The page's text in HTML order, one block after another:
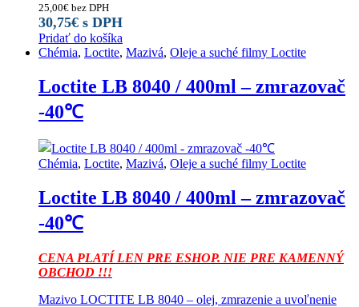
25,00€ bez DPH
30,75€ s DPH
Pridať do košíka
Chémia, Loctite, Mazivá, Oleje a suché filmy Loctite
Loctite LB 8040 / 400ml – zmrazovač
-40℃
Chémia, Loctite, Mazivá, Oleje a suché filmy Loctite
Loctite LB 8040 / 400ml – zmrazovač
-40℃
CENA PLATÍ LEN PRE ESHOP. NIE PRE KAMENNÝ
OBCHOD !!!
Mazivo LOCTITE LB 8040 – olej, zmrazenie a uvoľnenie